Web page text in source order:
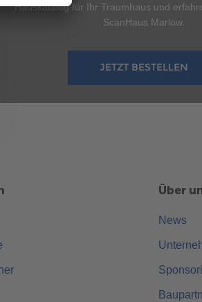
Hauskatalog für Ihr Traumhaus und
ScanHaus Marlow.
JETZT BESTELLEN
Über
News